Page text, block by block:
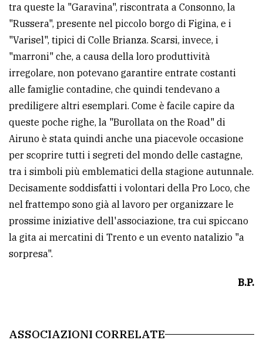
tra queste la "Garavina", riscontrata a Consonno, la
"Russera", presente nel piccolo borgo di Figina, e i
"Varisel", tipici di Colle Brianza. Scarsi, invece, i
"marroni" che, a causa della loro produttività
irregolare, non potevano garantire entrate costanti
alle famiglie contadine, che quindi tendevano a
prediligere altri esemplari. Come è facile capire da
queste poche righe, la "Burollata on the Road" di
Airuno è stata quindi anche una piacevole occasione
per scoprire tutti i segreti del mondo delle castagne,
tra i simboli più emblematici della stagione autunnale.
Decisamente soddisfatti i volontari della Pro Loco, che
nel frattempo sono già al lavoro per organizzare le
prossime iniziative dell'associazione, tra cui spiccano
la gita ai mercatini di Trento e un evento natalizio "a
sorpresa".
B.P.
ASSOCIAZIONI CORRELATE